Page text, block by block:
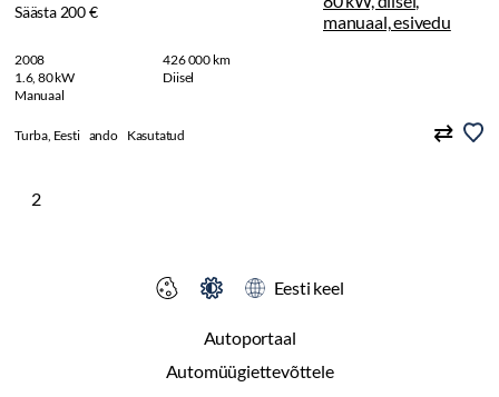
Säästa 200 €
2008
426 000 km
1.6, 80 kW
Diisel
Manuaal
Turba, Eesti ando Kasutatud
2
Autoportaal
Automüügiettevõttele
Eesti keel